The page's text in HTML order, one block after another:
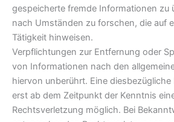
gespeicherte fremde Informationen zu
nach Umständen zu forschen, die auf
Tätigkeit hinweisen.
Verpflichtungen zur Entfernung oder
von Informationen nach den
hiervon unberührt. Eine
erst ab dem Zeitpunkt der Kenntnis
Rechtsverletzung möglich. Bei